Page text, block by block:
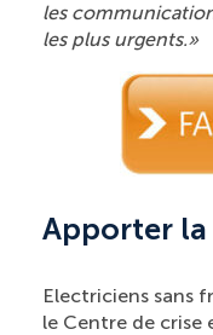
les
les plus urgents.»
Apporter
Electriciens sans
le Centre de crise